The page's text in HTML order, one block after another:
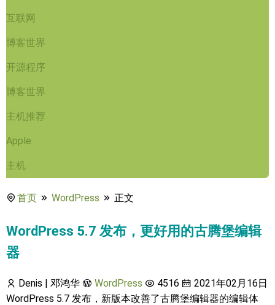
互联网
博客世界
开源程序
博客世界
主机推荐
Apple
主机
首页 WordPress 正文
WordPress 5.7 发布，更好用的古腾堡编辑
器
Denis | 邓鸿华 WordPress 4516
2021年02月16日
​WordPress 5.7 发布，新版本改善了古腾堡编辑器的编辑体